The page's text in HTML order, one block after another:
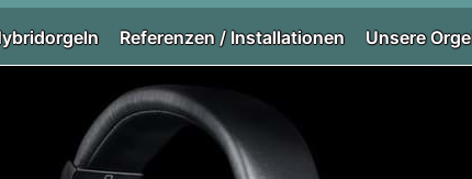
Referenzen / Installationen Unsere